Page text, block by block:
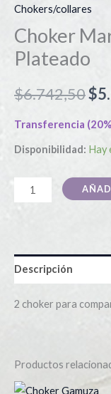
Chokers/collares
Choker
Plateado
$6.742,50$
Transferencia
Disponibilidad: Hay
Descripción
2 choker para
Productos